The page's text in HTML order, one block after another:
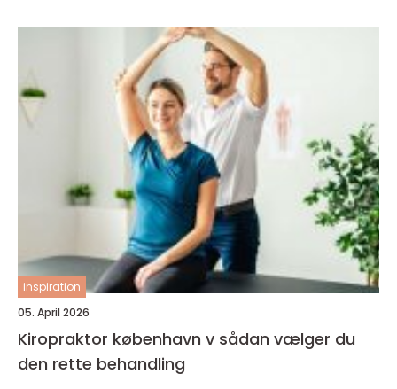
inspiration
05. April 2026
Kiropraktor københavn v sådan vælger du
den rette behandling